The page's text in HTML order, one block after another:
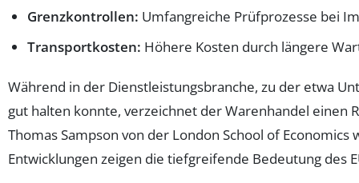
Grenzkontrollen: Umfangreiche Prüfprozesse bei
Transportkosten: Höhere Kosten durch längere
Während in der Dienstleistungsbranche, zu der etwa
gut halten konnte, verzeichnet der Warenhandel einen
Thomas Sampson von der London School of
Entwicklungen zeigen die tiefgreifende Bedeutung